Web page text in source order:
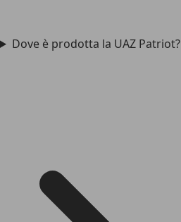
Dove è prodotta la UAZ Patriot?